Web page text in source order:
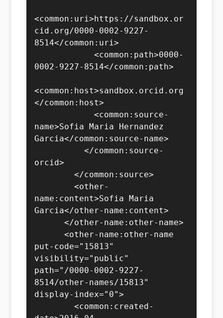
<common:uri>https://sandbox.or
cid.org/0000-0002-9227-
8514</common:uri>
            <common:path>0000-
0002-9227-8514</common:path>
<common:host>sandbox.orcid.org
</common:host>
            <common:source-
name>Sofia Maria Hernandez
Garcia</common:source-name>
          </common:source-
orcid>
        </common:source>
        <other-
name:content>Sofia Maria
Garcia</other-name:content>
      </other-name:other-name>
      <other-name:other-name
put-code="15813"
visibility="public"
path="/0000-0002-9227-
8514/other-names/15813"
display-index="0">
        <common:created-